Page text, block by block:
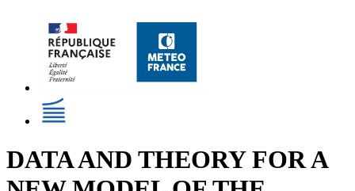
DATA AND THEORY FOR A